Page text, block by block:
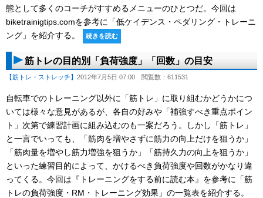
態として多くのコーチがすすめるメニューのひとつだ。今回は
biketrainigtips.comを参考に「低ケイデンス・ペダリング・トレーニ
ング」を紹介する。
続きを読む
筋トレの目的別「負荷強度」「回数」の目安
【筋トレ・ストレッチ】 2012年7月5日 07:00 閲覧数：611531
自転車でのトレーニング以外に「筋トレ」に取り組むかどうかにつ
いては様々な意見があるが、各自の好みや「補強すべき重点ポイン
ト」次第で練習計画に組み込むのも一案だろう。しかし「筋トレ」
と一言でいっても、「筋肉を増やさずに筋力の向上だけを狙うか」
「筋肉量を増やし筋力増強を狙うか」「筋持久力の向上を狙うか」
といった練習目的によって、かけるべき負荷強度や回数がかなり違
ってくる。今回は『トレーニングをする前に読む本』を参考に「筋
トレの負荷強度・RM・トレーニング効果」の一覧表を紹介する。